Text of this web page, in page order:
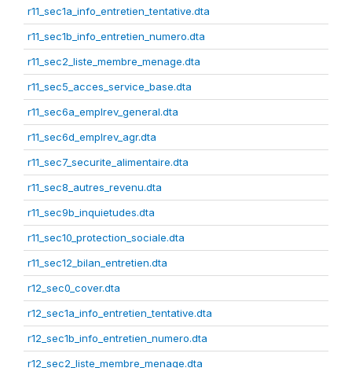
r11_sec1a_info_entretien_tentative.dta
r11_sec1b_info_entretien_numero.dta
r11_sec2_liste_membre_menage.dta
r11_sec5_acces_service_base.dta
r11_sec6a_emplrev_general.dta
r11_sec6d_emplrev_agr.dta
r11_sec7_securite_alimentaire.dta
r11_sec8_autres_revenu.dta
r11_sec9b_inquietudes.dta
r11_sec10_protection_sociale.dta
r11_sec12_bilan_entretien.dta
r12_sec0_cover.dta
r12_sec1a_info_entretien_tentative.dta
r12_sec1b_info_entretien_numero.dta
r12_sec2_liste_membre_menage.dta